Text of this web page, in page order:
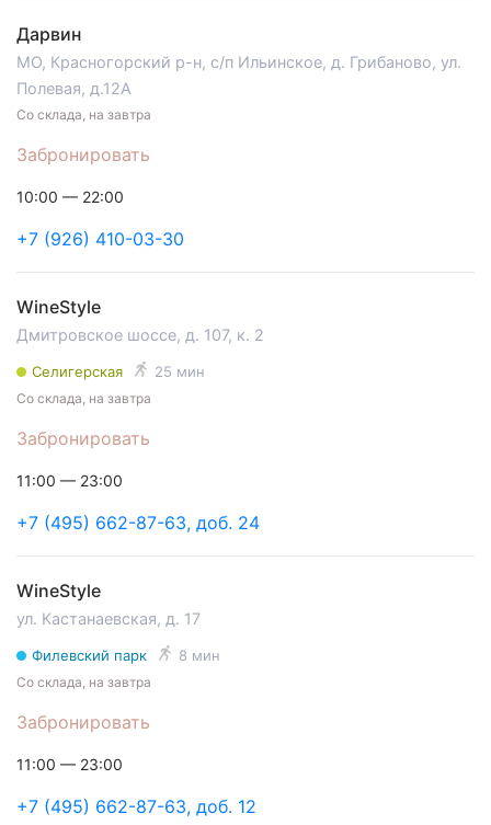
Дарвин
МО, Красногорский р-н, с/п Ильинское, д. Грибаново, ул.
Полевая, д.12А
Забронировать
Со склада, на завтра
+7 (926) 410-03-30
10:00 — 22:00
WineStyle
Дмитровское шоссе, д. 107, к. 2
Селигерская 25 мин
Забронировать
Со склада, на завтра
+7 (495) 662-87-63, доб. 24
11:00 — 23:00
WineStyle
ул. Кастанаевская, д. 17
Филевский парк 8 мин
Забронировать
Со склада, на завтра
+7 (495) 662-87-63, доб. 12
11:00 — 23:00